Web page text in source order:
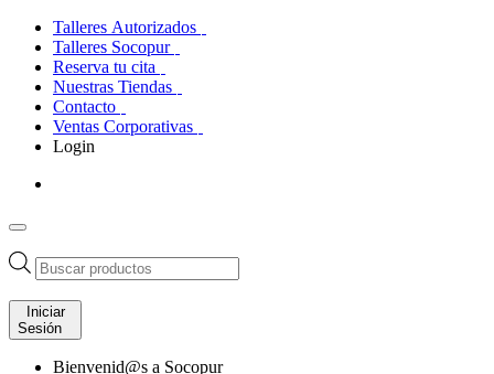
Talleres Autorizados
Talleres Socopur
Reserva tu cita
Nuestras Tiendas
Contacto
Ventas Corporativas
Login
Búsqueda
de
productos
Iniciar
Sesión
Bienvenid@s a Socopur